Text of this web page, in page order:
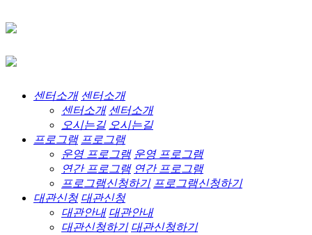
센터소개 센터소개
센터소개 센터소개
오시는길 오시는길
프로그램 프로그램
운영 프로그램 운영 프로그램
연간 프로그램 연간 프로그램
프로그램신청하기 프로그램신청하기
대관신청 대관신청
대관안내 대관안내
대관신청하기 대관신청하기